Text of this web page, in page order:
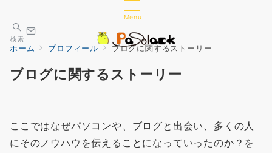
Menu
検索
ホーム プロフィール ブログに関するストーリー
ブログに関するストーリー
ここではなぜパソコンや、ブログと出会い、多くの人
にそのノウハウを伝えることになっていったのか？を